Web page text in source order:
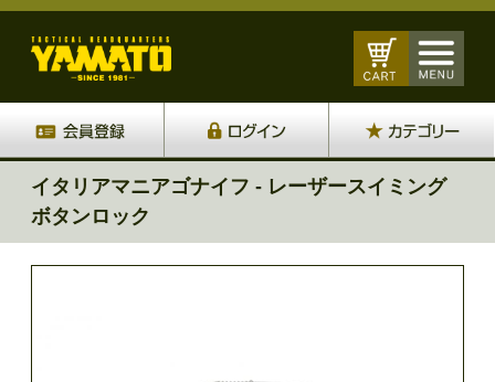
イタリアマニアゴナイフ - レーザースイミング
ボタンロック